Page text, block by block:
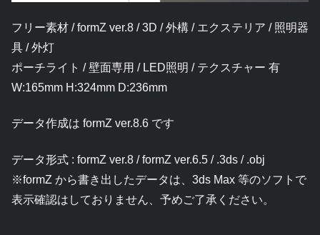
フリー素材 / formZ ver.8 / 3D / 外構 / エクステリア / 照明器
具 / 外灯
ポーチライト / 壁面専用 / LED照明 / テクスチャー 有
W:165mm H:324mm D:236mm
データ作成は formZ ver.8.6 です
データ形式 : formZ ver.8 / formZ ver.6.5 / .3ds / .obj
※formZ から書き出したデータは、3ds Max 等のソフトで
表示確認はしておりません、予めご了承ください。